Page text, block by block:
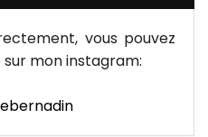
vous pouvez
mon instagram: